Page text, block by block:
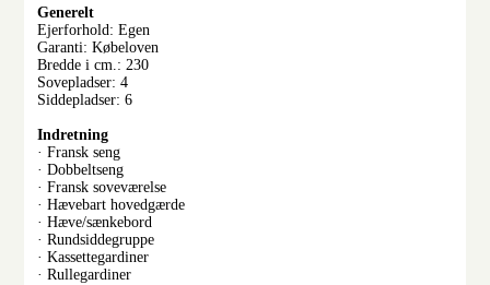
Generelt
Ejerforhold: Egen
Garanti: Købeloven
Bredde i cm.: 230
Sovepladser: 4
Siddepladser: 6
Indretning
· Fransk seng
· Dobbeltseng
· Fransk soveværelse
· Hævebart hovedgærde
· Hæve/sænkebord
· Rundsiddegruppe
· Kassettegardiner
· Rullegardiner